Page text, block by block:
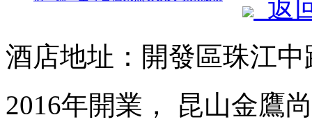
返
酒店地址：開發區珠江
2016年開業， 昆山金